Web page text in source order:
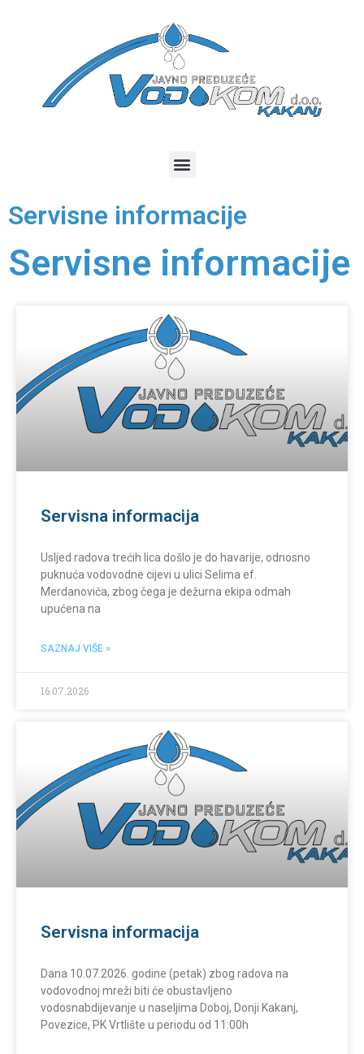
Servisne informacije
Servisne informacije
Servisna informacija
Usljed radova trećih lica došlo je do havarije, odnosno
puknuća vodovodne cijevi u ulici Selima ef.
Merdanovića, zbog čega je dežurna ekipa odmah
upućena na
SAZNAJ VIŠE »
16.07.2026
Servisna informacija
Dana 10.07.2026. godine (petak) zbog radova na
vodovodnoj mreži biti će obustavljeno
vodosnabdijevanje u naseljima Doboj, Donji Kakanj,
Povezice, PK Vrtlište u periodu od 11:00h